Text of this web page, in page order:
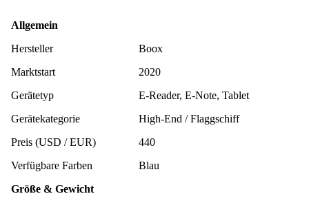
Allgemein
Hersteller
Boox
Marktstart
2020
Gerätetyp
E-Reader, E-Note, Tablet
Gerätekategorie
High-End / Flaggschiff
Preis (USD / EUR)
440
Verfügbare Farben
Blau
Größe & Gewicht